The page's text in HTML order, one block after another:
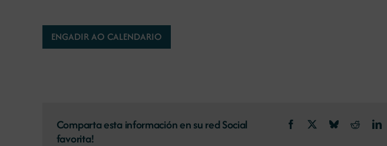
ENGADIR AO CALENDARIO
Comparta esta información en su red Social
favorita!
Facebook BlueskyReddit